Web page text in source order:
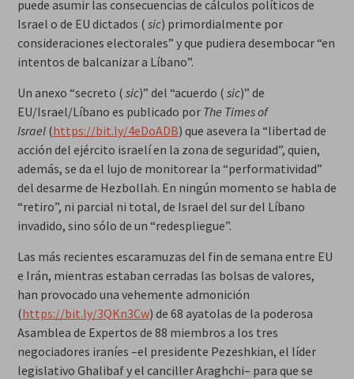
puede asumir las consecuencias de cálculos políticos de
Israel o de EU dictados ( sic) primordialmente por
consideraciones electorales” y que pudiera desembocar “en
intentos de balcanizar a Líbano”.
Un anexo “secreto ( sic)” del “acuerdo ( sic)” de
EU/Israel/Líbano es publicado por The Times of
Israel(https://bit.ly/4eDoADB) que asevera la “libertad de
acción del ejército israelí en la zona de seguridad”, quien,
además, se da el lujo de monitorear la “performatividad”
del desarme de Hezbollah. En ningún momento se habla de
“retiro”, ni parcial ni total, de Israel del sur del Líbano
invadido, sino sólo de un “redespliegue”.
Las más recientes escaramuzas del fin de semana entre EU
e Irán, mientras estaban cerradas las bolsas de valores,
han provocado una vehemente admonición
(https://bit.ly/3QKn3Cw) de 68 ayatolas de la poderosa
Asamblea de Expertos de 88 miembros a los tres
negociadores iraníes –el presidente Pezeshkian, el líder
legislativo Ghalibaf y el canciller Araghchi– para que se